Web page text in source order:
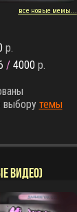
все новые мемы...
р.
/ 4000 р.
выбору темы
ВИДЕО)